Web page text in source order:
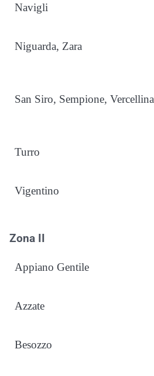
Navigli
Niguarda, Zara
San Siro, Sempione, Vercellina
Turro
Vigentino
Zona II
Appiano Gentile
Azzate
Besozzo